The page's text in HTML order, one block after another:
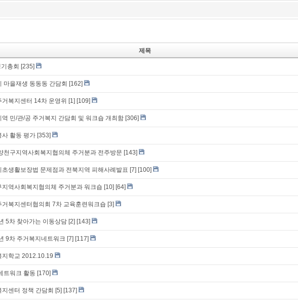
제목
총회 [235]
마을재생 동동동 간담회 [162]
거복지센터 14차 운영위 [1] [109]
역 민/관/공 주거복지 간담회 및 워크숍 개최함 [306]
사 활동 평가 [353]
천구지역사회복지협의체 주거분과 전주방문 [143]
초생활보장법 문제점과 전북지역 피해사례발표 [7] [100]
지역사회복지협의체 주거분과 워크숍 [10] [64]
거복지센터협의회 7차 교육훈련워크숍 [3]
5차 찾아가는 이동상담 [2] [143]
9차 주거복지네트워크 [7] [117]
지학교 2012.10.19
트워크 활동 [170]
지센터 정책 간담회 [5] [137]